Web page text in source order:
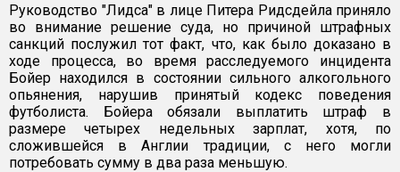
Руководство "Лидса" в лице Питера Ридсдейла приняло
во внимание решение суда, но причиной штрафных
санкций послужил тот факт, что, как было доказано в
ходе процесса, во время расследуемого инцидента
Бойер находился в состоянии сильного алкогольного
опьянения, нарушив принятый кодекс поведения
футболиста. Бойера обязали выплатить штраф в
размере четырех недельных зарплат, хотя, по
сложившейся в Англии традиции, с него могли
потребовать сумму в два раза меньшую.